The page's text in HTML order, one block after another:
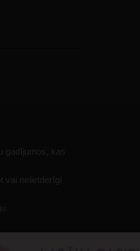
gadījumos, kas